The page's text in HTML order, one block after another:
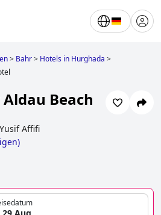
> Bahr> Hotels in Hurghada >
Beach
Yusif Affifi
)